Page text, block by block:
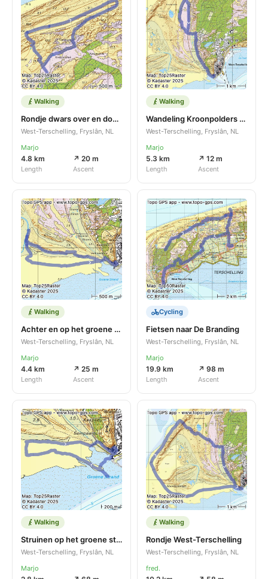
Walking
Rondje dwars over en door de duinen achter pasl 5/6
West-Terschelling, Fryslân, NL
Marjo
4.8 km
Length
↗ 20 m
Ascent
Walking
Wandeling Kroonpolders met aanfietsroute vanaf de Walvis
West-Terschelling, Fryslân, NL
Marjo
5.3 km
Length
↗ 12 m
Ascent
Walking
Achter en op het groene strand
West-Terschelling, Fryslân, NL
Marjo
4.4 km
Length
↗ 25 m
Ascent
Cycling
Fietsen naar De Branding
West-Terschelling, Fryslân, NL
Marjo
19.9 km
Length
↗ 98 m
Ascent
Walking
Struinen op het groene strand
West-Terschelling, Fryslân, NL
Marjo
Walking
Rondje West-Terschelling
West-Terschelling, Fryslân, NL
fred.